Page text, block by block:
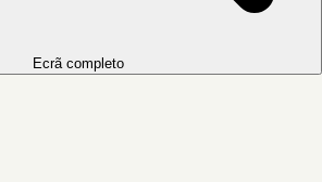
Ecrã completo